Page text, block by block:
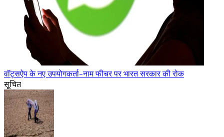
वॉट्सऐप के नए उपयोगकर्ता-नाम फीचर पर भारत सरकार की रोक
सूचित